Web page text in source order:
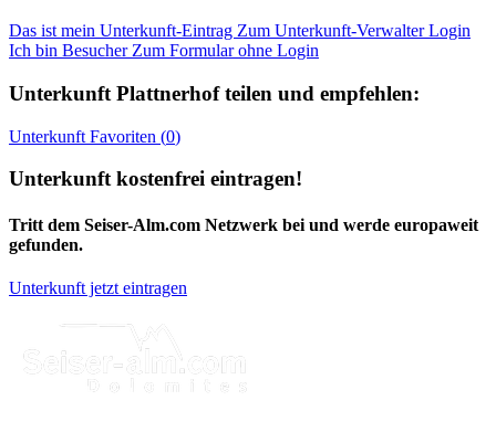
Das ist mein Unterkunft-Eintrag Zum Unterkunft-Verwalter Login
Ich bin Besucher Zum Formular ohne Login
Unterkunft Plattnerhofteilen und empfehlen:
Unterkunft Favoriten (0)
Unterkunft kostenfrei eintragen!
Tritt dem Seiser-Alm.com Netzwerk bei und werde europaweit
gefunden.
Unterkunft jetzt eintragen